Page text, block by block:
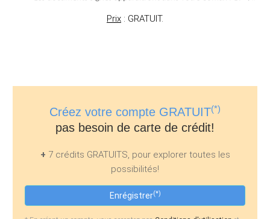
Prix : GRATUIT.
Créez votre compte GRATUIT(*)
pas besoin de carte de crédit!
+ 7 crédits GRATUITS, pour explorer toutes les
possibilités!
Enrégistrer(*)